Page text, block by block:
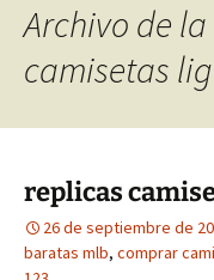
Archivo de
camisetas
replicas
26 de septiembre de
baratas mlb, comprar